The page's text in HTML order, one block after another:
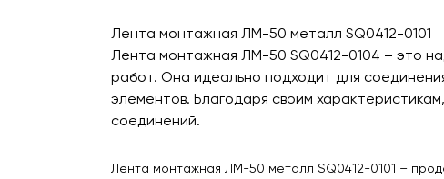
Лента монтажная ЛМ-50 металл SQ0412-0101
Лента монтажная ЛМ-50 SQ0412-0104 – это
работ. Она идеально подходит для
элементов. Благодаря своим
соединений.
Лента монтажная ЛМ-50 металл SQ0412-0101 –